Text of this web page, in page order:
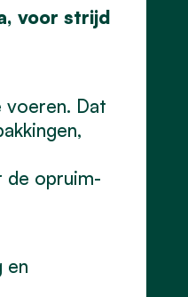
voor strijd
voeren. Dat
de opruim-
en